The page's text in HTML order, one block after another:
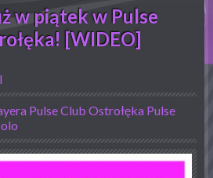
w piątek w Pulse
[WIDEO]
Pulse Club Ostrołęka Pulse